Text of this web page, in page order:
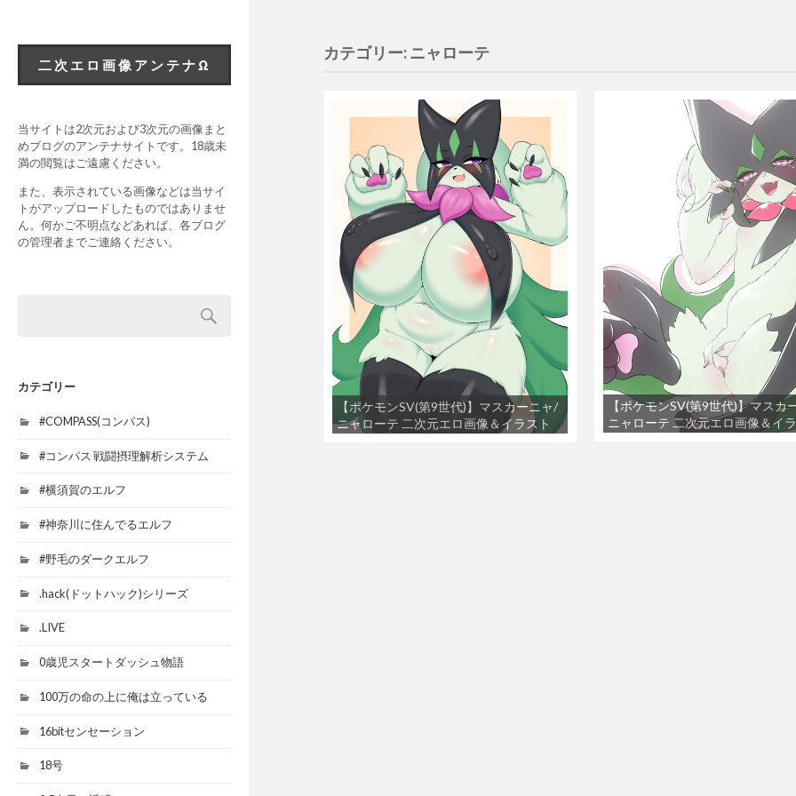
二次エロ画像アンテナΩ
当サイトは2次元および3次元の画像まと
めブログのアンテナサイトです。18歳未
満の閲覧はご遠慮ください。
また、表示されている画像などは当サイ
トがアップロードしたものではありませ
ん。何かご不明点などあれば、各ブログ
の管理者までご連絡ください。
カテゴリー
#COMPASS(コンパス)
#コンパス 戦闘摂理解析システム
#横須賀のエルフ
#神奈川に住んでるエルフ
#野毛のダークエルフ
.hack(ドットハック)シリーズ
.LIVE
0歳児スタートダッシュ物語
100万の命の上に俺は立っている
16bitセンセーション
18号
カテゴリー:ニャローテ
【ポケモンSV(第9世代)】マスカーニャ/
ニャローテ 二次元エロ画像＆イラスト
【ポケモンSV(第9世代)】マスカ
ニャローテ 二次元エロ画像＆イ